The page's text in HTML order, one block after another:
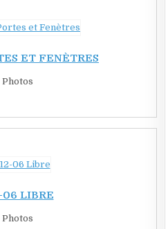
ET FENÈTRES
Photos
06 LIBRE
Photos